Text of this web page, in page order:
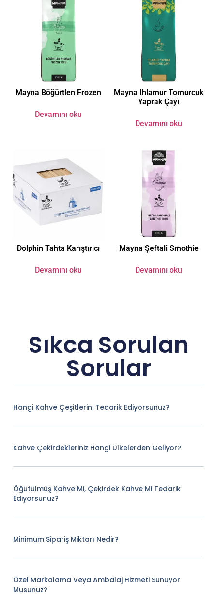
Mayna Böğürtlen Frozen
Devamını oku
Mayna Ihlamur Tomurcuk
Yaprak Çayı
Devamını oku
Dolphin Tahta Karıştırıcı
Devamını oku
Mayna Şeftali Smothie
Devamını oku
Sıkca Sorulan
Sorular
Hangi Kahve Çeşitlerini Tedarik Ediyorsunuz?
Kahve Çekirdekleriniz Hangi Ülkelerden Geliyor?
Öğütülmüş Kahve Mi, Çekirdek Kahve Mi Tedarik
Ediyorsunuz?
Minimum Sipariş Miktarı Nedir?
Özel Markalama Veya Ambalaj Hizmeti Sunuyor
Musunuz?